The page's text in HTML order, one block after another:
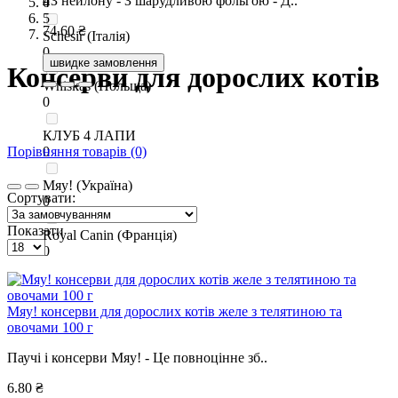
Schesir (Італія)
0
Whiskas (Польща)
0
КЛУБ 4 ЛАПИ
0
Мяу! (Україна)
0
Royal Canin (Франція)
0
74.60 ₴
швидке замовлення
14.60 ₴
швидке замовлення
7.10 ₴
швидке замовлення
5.70 ₴
швидке замовлення
11.00 ₴
швидке замовлення
5
Консерви для дорослих котів
Порівняння товарів (0)
Сортувати:
Показати
Мяу! консерви для дорослих котів желе з телятиною та
овочами 100 г
Паучі і консерви Мяу! - Це повноцінне зб..
6.80 ₴